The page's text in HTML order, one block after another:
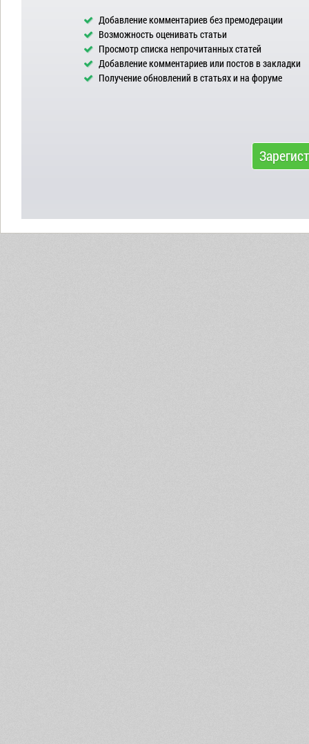
Добавление комментариев без премодерации
Возможность оценивать статьи
Просмотр списка непрочитанных статей
Добавление комментариев или постов в закладки
Получение обновлений в статьях и на форуме